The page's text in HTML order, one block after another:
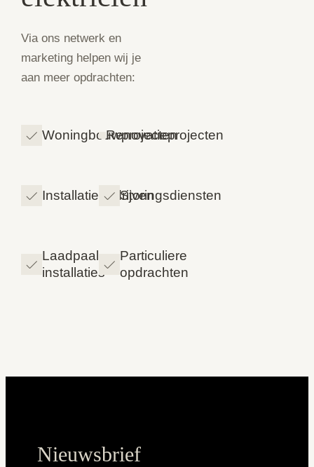
Via ons netwerk en
marketing helpen wij je
aan meer opdrachten:
Woningbouwprojecten
Renovatieprojecten
InstallatiebedrijvenStoringsdiensten
Laadpaal
installaties
Particuliere
opdrachten
Nieuwsbrief